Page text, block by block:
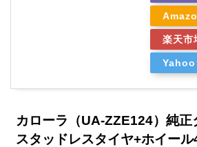
楽天市
Yahoo
カローラ（UA-ZZE124）純正
スタッドレスタイヤ+ホイー